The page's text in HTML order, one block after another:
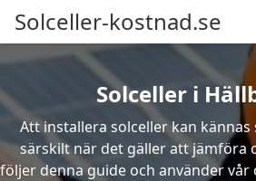
Solceller-kostnad.se
Solceller i
Att installera solceller kan
särskilt när det gäller att jämföra
följer denna guide och använder